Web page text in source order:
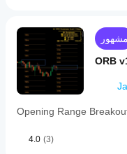
مشهور
ORB
Opening Range
4.0 (3)